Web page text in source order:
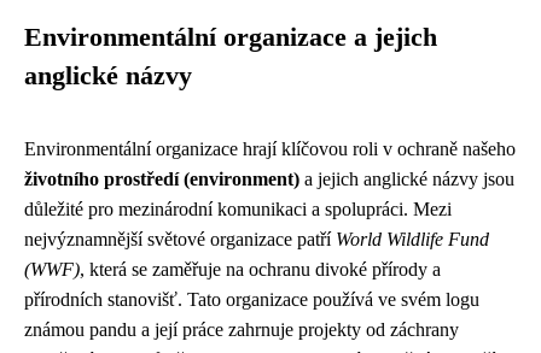
Environmentální organizace a jejich
anglické názvy
Environmentální organizace hrají klíčovou roli v ochraně našeho
životního prostředí (environment) a jejich anglické názvy jsou
důležité pro mezinárodní komunikaci a spolupráci. Mezi
nejvýznamnější světové organizace patří World Wildlife Fund
(WWF), která se zaměřuje na ochranu divoké přírody a
přírodních stanovišť. Tato organizace používá ve svém logu
známou pandu a její práce zahrnuje projekty od záchrany